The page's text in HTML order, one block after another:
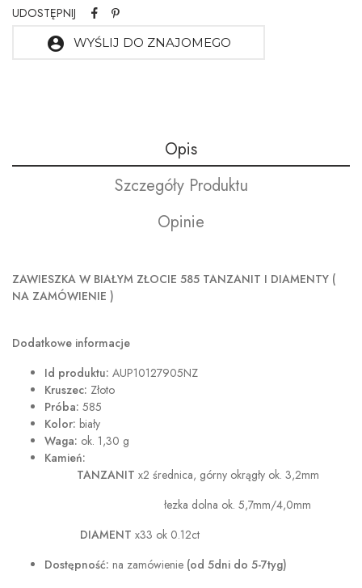
UDOSTĘPNIJ
account_circle WYŚLIJ DO ZNAJOMEGO
Opis
Szczegóły Produktu
Opinie
ZAWIESZKA W BIAŁYM ZŁOCIE 585 TANZANIT I DIAMENTY (
NA ZAMÓWIENIE )
Dodatkowe informacje
Id produktu: AUP10127905NZ
Kruszec: Złoto
Próba: 585
Kolor: biały
Waga: ok. 1,30 g
Kamień:
TANZANIT x2 średnica, górny okrągły ok. 3,2mm
łezka dolna ok. 5,7mm/4,0mm
DIAMENT x33 ok 0.12ct
Dostępność: na zamówienie (od 5dni do 5-7tyg)